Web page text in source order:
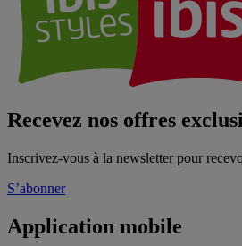
Recevez nos offres
Inscrivez-vous à la newsletter pour
S’abonner
Application mobile